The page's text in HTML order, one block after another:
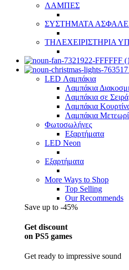
ΛΑΜΠΕΣ
ΣΥΣΤΗΜΑΤΑ
ΤΗΛΕΧΕΙΡΙΣΤΗΡΙΑ
LED Λαμπάκια
Λαμπάκια
Λαμπάκια σε Σειρά
Λαμπάκια
Λαμπάκια
Φωτοσωλήνες
Εξαρτήματα
LED Neon
Εξαρτήματα
More Ways to Shop
Top Selling
Our Recommends
Save up to -45%
Get discount
on PS5 games
Get ready to impressive sound